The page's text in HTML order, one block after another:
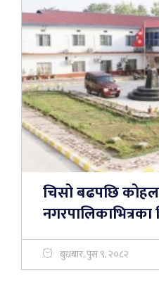
चिसो बढपछि
नगरपालिकाभित्रका
बुधबार, पुस ९, २०८२